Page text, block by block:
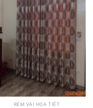
RÈM VẢI HỌA TIẾT